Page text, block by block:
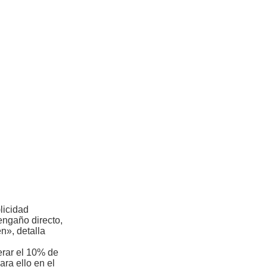
directo,
detalla
el 10% de
ello en el